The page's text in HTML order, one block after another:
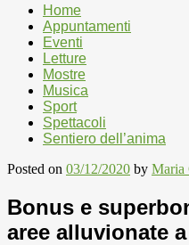
Skip
content
Home
Appuntamenti
Eventi
Letture
Mostre
Musica
Sport
Spettacoli
Sentiero dell’anima
Posted on 03/12/2020 by Maria
Bonus e
aree alluvionate